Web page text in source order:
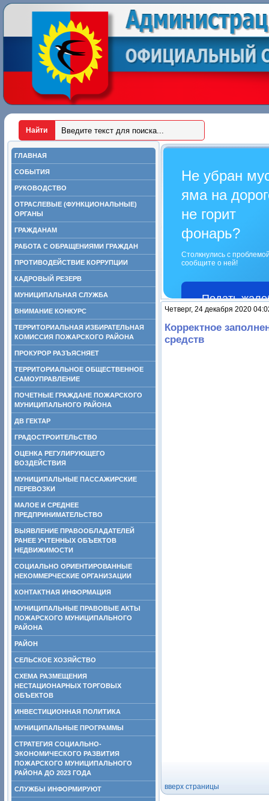
ГЛАВНАЯ
СОБЫТИЯ
РУКОВОДСТВО
ОТРАСЛЕВЫЕ (ФУНКЦИОНАЛЬНЫЕ)
ОРГАНЫ
ГРАЖДАНАМ
РАБОТА С ОБРАЩЕНИЯМИ ГРАЖДАН
ПРОТИВОДЕЙСТВИЕ КОРРУПЦИИ
КАДРОВЫЙ РЕЗЕРВ
МУНИЦИПАЛЬНАЯ СЛУЖБА
ВНИМАНИЕ КОНКУРС
ТЕРРИТОРИАЛЬНАЯ ИЗБИРАТЕЛЬНАЯ
КОМИССИЯ ПОЖАРСКОГО РАЙОНА
ПРОКУРОР РАЗЪЯСНЯЕТ
ТЕРРИТОРИАЛЬНОЕ ОБЩЕСТВЕННОЕ
САМОУПРАВЛЕНИЕ
ПОЧЕТНЫЕ ГРАЖДАНЕ ПОЖАРСКОГО
МУНИЦИПАЛЬНОГО РАЙОНА
ДВ ГЕКТАР
ГРАДОСТРОИТЕЛЬСТВО
ОЦЕНКА РЕГУЛИРУЮЩЕГО
ВОЗДЕЙСТВИЯ
МУНИЦИПАЛЬНЫЕ ПАССАЖИРСКИЕ
ПЕРЕВОЗКИ
МАЛОЕ И СРЕДНЕЕ
ПРЕДПРИНИМАТЕЛЬСТВО
ВЫЯВЛЕНИЕ ПРАВООБЛАДАТЕЛЕЙ
РАНЕЕ УЧТЕННЫХ ОБЪЕКТОВ
НЕДВИЖИМОСТИ
СОЦИАЛЬНО ОРИЕНТИРОВАННЫЕ
НЕКОММЕРЧЕСКИЕ ОРГАНИЗАЦИИ
КОНТАКТНАЯ ИНФОРМАЦИЯ
МУНИЦИПАЛЬНЫЕ ПРАВОВЫЕ АКТЫ
ПОЖАРСКОГО МУНИЦИПАЛЬНОГО
РАЙОНА
РАЙОН
СЕЛЬСКОЕ ХОЗЯЙСТВО
СХЕМА РАЗМЕЩЕНИЯ
НЕСТАЦИОНАРНЫХ ТОРГОВЫХ
ОБЪЕКТОВ
ИНВЕСТИЦИОННАЯ ПОЛИТИКА
МУНИЦИПАЛЬНЫЕ ПРОГРАММЫ
СТРАТЕГИЯ СОЦИАЛЬНО-
ЭКОНОМИЧЕСКОГО РАЗВИТИЯ
ПОЖАРСКОГО МУНИЦИПАЛЬНОГО
РАЙОНА ДО 2023 ГОДА
СЛУЖБЫ ИНФОРМИРУЮТ
Не убран
яма на
не горит
фонарь?
Столкнулись с
сообщите о ней!
Подать
Четверг, 24 декабря 2020
Корректное
средств
вверх страницы